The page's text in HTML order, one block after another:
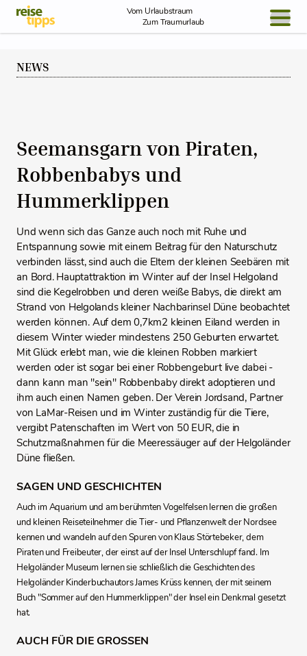
Skip to Content
Vom Urlaubstraum
Zum Traumurlaub
NEWS
Seemansgarn von Piraten,
Robbenbabys und
Hummerklippen
Und wenn sich das Ganze auch noch mit Ruhe und
Entspannung sowie mit einem Beitrag für den Naturschutz
verbinden lässt, sind auch die Eltern der kleinen Seebären mit
an Bord. Hauptattraktion im Winter auf der Insel Helgoland
sind die Kegelrobben und deren weiße Babys, die direkt am
Strand von Helgolands kleiner Nachbarinsel Düne beobachtet
werden können. Auf dem 0,7km2 kleinen Eiland werden in
diesem Winter wieder mindestens 250 Geburten erwartet.
Mit Glück erlebt man, wie die kleinen Robben markiert
werden oder ist sogar bei einer Robbengeburt live dabei -
dann kann man "sein" Robbenbaby direkt adoptieren und
ihm auch einen Namen geben. Der Verein Jordsand, Partner
von LaMar-Reisen und im Winter zuständig für die Tiere,
vergibt Patenschaften im Wert von 50 EUR, die in
Schutzmaßnahmen für die Meeressäuger auf der Helgoländer
Düne fließen.
SAGEN UND GESCHICHTEN
Auch im Aquarium und am berühmten Vogelfelsen lernen die großen
und kleinen Reiseteilnehmer die Tier- und Pflanzenwelt der Nordsee
kennen und wandeln auf den Spuren von Klaus Störtebeker, dem
Piraten und Freibeuter, der einst auf der Insel Unterschlupf fand. Im
Helgoländer Museum lernen sie schließlich die Geschichten des
Helgoländer Kinderbuchautors James Krüss kennen, der mit seinem
Buch "Sommer auf den Hummerklippen" der Insel ein Denkmal gesetzt
hat.
AUCH FÜR DIE GROSSEN